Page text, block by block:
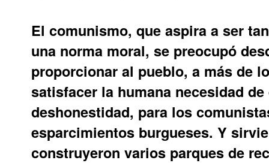
El comunismo, que aspira a ser
una norma moral, se preocupó
proporcionar al pueblo, a más de
satisfacer la humana necesidad
deshonestidad, para los
esparcimientos burgueses. Y
construyeron varios parques de